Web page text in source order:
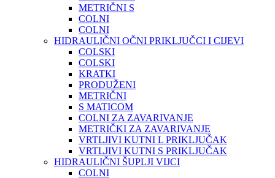
METRIČNI S
COLNI
COLNI
HIDRAULIČNI OČNI PRIKLJUČCI I CIJEVI
COLSKI
COLSKI
KRATKI
PRODUŽENI
METRIČNI
S MATICOM
COLNI ZA ZAVARIVANJE
METRIČKI ZA ZAVARIVANJE
VRTLJIVI KUTNI L PRIKLJUČAK
VRTLJIVI KUTNI S PRIKLJUČAK
HIDRAULIČNI ŠUPLJI VIJCI
COLNI